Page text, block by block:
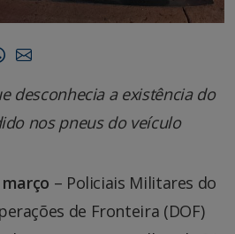
desconhecia a existência do
nos pneus do veículo
– Policiais Militares do
de Fronteira (DOF)